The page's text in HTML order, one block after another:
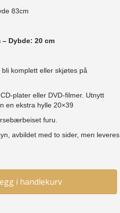
83cm
– Dybde: 20 cm
komplett eller skjøtes på
plater eller DVD-filmer. Utnytt
en ekstra hylle 20×39
furu.
avbildet med to sider, men leveres
i handlekurv